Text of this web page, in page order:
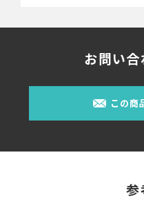
お問い合
この商
参